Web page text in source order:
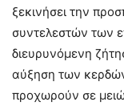
ξεκινήσει την
συντελεστών των
διευρυνόμενη
αύξηση των κερδών
προχωρούν σε